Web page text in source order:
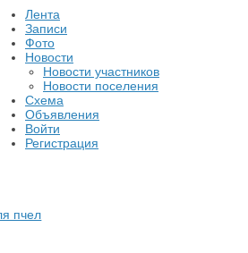
Лента
Записи
Фото
Новости
Новости участников
Новости поселения
Схема
Объявления
Войти
Регистрация
пчел